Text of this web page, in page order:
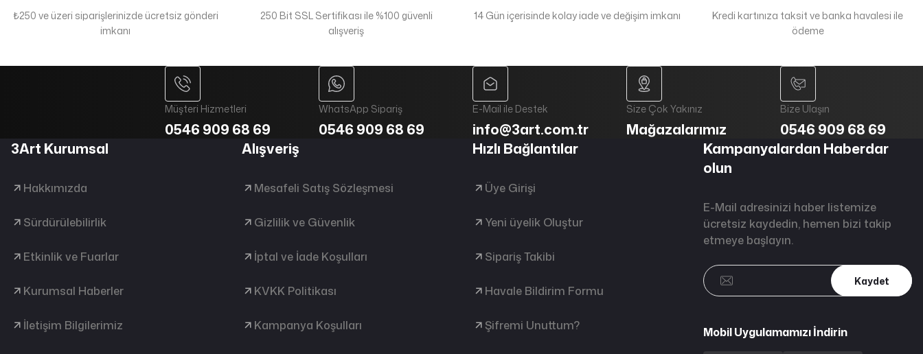
₺250 ve üzeri siparişlerinizde ücretsiz gönderi
imkanı
250 Bit SSL Sertifikası ile %100 güvenli
alışveriş
14 Gün içerisinde kolay iade ve değişim imkanı
Kredi kartınıza taksit ve banka havalesi ile
ödeme
Müşteri Hizmetleri
0546 909 68 69
WhatsApp Sipariş
0546 909 68 69
E-Mail ile Destek
info@3art.com.tr
Size Çok Yakınız
Mağazalarımız
Bize Ulaşın
0546 909 68 69
3Art Kurumsal
Hakkımızda
Sürdürülebilirlik
Etkinlik ve Fuarlar
Kurumsal Haberler
İletişim Bilgilerimiz
Alışveriş
Mesafeli Satış Sözleşmesi
Gizlilik ve Güvenlik
İptal ve İade Koşulları
KVKK Politikası
Kampanya Koşulları
Hızlı Bağlantılar
Üye Girişi
Yeni üyelik Oluştur
Sipariş Takibi
Havale Bildirim Formu
Şifremi Unuttum?
Kampanyalardan Haberdar
olun
E-Mail adresinizi haber listemize
ücretsiz kaydedin, hemen bizi takip
etmeye başlayın.
Kaydet
Mobil Uygulamamızı İndirin